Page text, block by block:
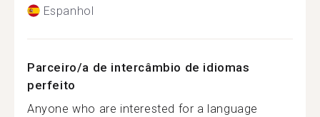
Espanhol
Parceiro/a de intercâmbio de idiomas
perfeito
Anyone who are interested for a language